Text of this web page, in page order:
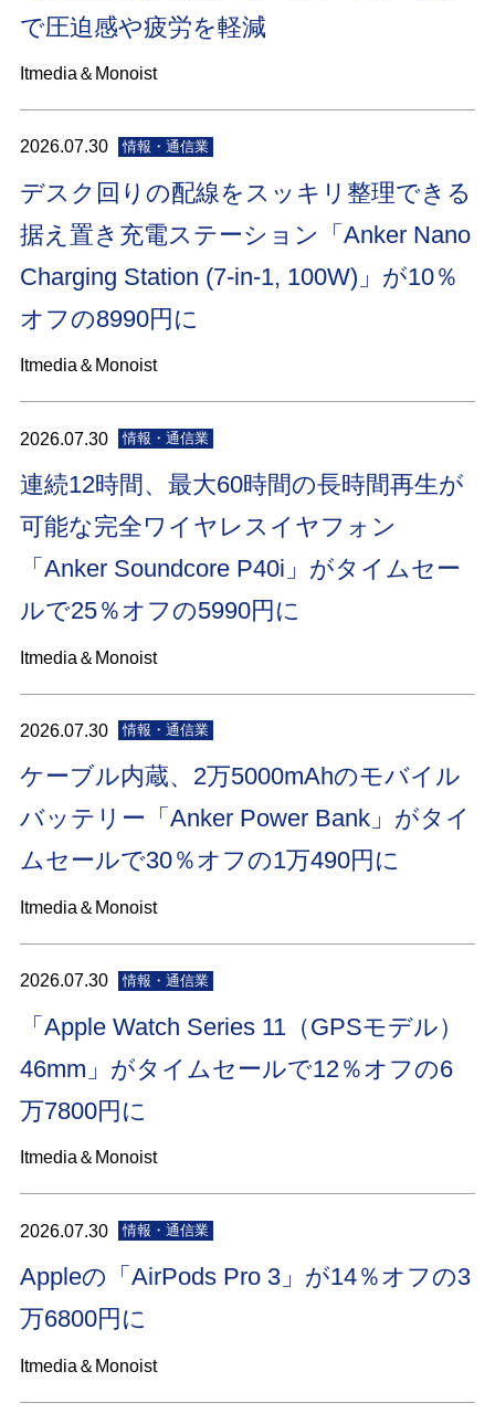
で圧迫感や疲労を軽減
Itmedia＆Monoist
2026.07.30 情報・通信業
デスク回りの配線をスッキリ整理できる
据え置き充電ステーション「Anker Nano
Charging Station (7-in-1, 100W)」が10％
オフの8990円に
Itmedia＆Monoist
2026.07.30 情報・通信業
連続12時間、最大60時間の長時間再生が
可能な完全ワイヤレスイヤフォン
「Anker Soundcore P40i」がタイムセー
ルで25％オフの5990円に
Itmedia＆Monoist
2026.07.30 情報・通信業
ケーブル内蔵、2万5000mAhのモバイル
バッテリー「Anker Power Bank」がタイ
ムセールで30％オフの1万490円に
Itmedia＆Monoist
2026.07.30 情報・通信業
「Apple Watch Series 11（GPSモデル）
46mm」がタイムセールで12％オフの6
万7800円に
Itmedia＆Monoist
2026.07.30 情報・通信業
Appleの「AirPods Pro 3」が14％オフの3
万6800円に
Itmedia＆Monoist